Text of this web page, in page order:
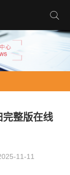
完整版在线
11-11